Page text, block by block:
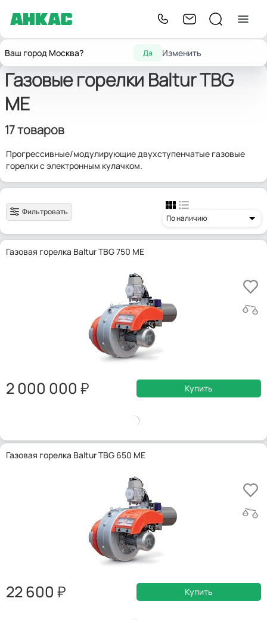
Ваш город Москва? Да Изменить
ГлавнаяГорелки для котлов отопления Baltur TBG ME
Газовые горелки Baltur TBG
ME
17 товаров
Прогрессивные/модулирующие двухступенчатые газовые
горелки с электронным кулачком.
Фильтровать
По наличию
Газовая горелка Baltur TBG 750 ME
2 000 000 Купить
Газовая горелка Baltur TBG 650 ME
22 600 Купить